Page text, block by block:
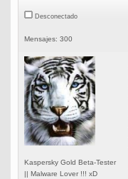
Desconectado
Mensajes: 300
Kaspersky Gold Beta-Tester
|| Malware Lover !!! xD